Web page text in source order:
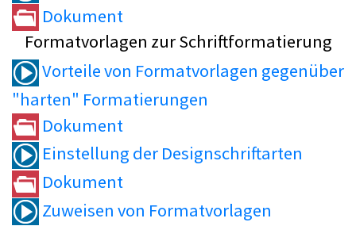
Dokument
Formatvorlagen zur Schriftformatierung
Vorteile von Formatvorlagen gegenüber
"harten" Formatierungen
Dokument
Einstellung der Designschriftarten
Dokument
Zuweisen von Formatvorlagen